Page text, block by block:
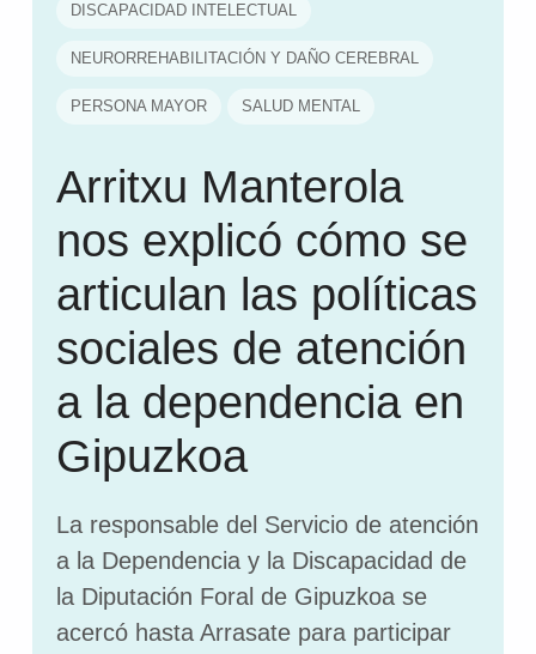
DISCAPACIDAD INTELECTUAL
NEURORREHABILITACIÓN Y DAÑO CEREBRAL
PERSONA MAYOR SALUD MENTAL
Arritxu Manterola
nos explicó cómo se
articulan las políticas
sociales de atención
a la dependencia en
Gipuzkoa
La responsable del Servicio de atención
a la Dependencia y la Discapacidad de
la Diputación Foral de Gipuzkoa se
acercó hasta Arrasate para participar